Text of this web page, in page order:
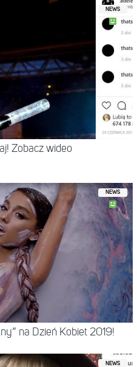
NEWS
Zobacz wideo
NEWS
na Dzień Kobiet 2019!
NEWS